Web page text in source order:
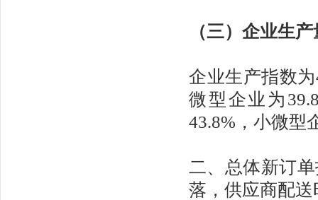
（三）企业生
企业生产指数
微型企业为
43.8%，小微型
二、总体新订
落，供应商配